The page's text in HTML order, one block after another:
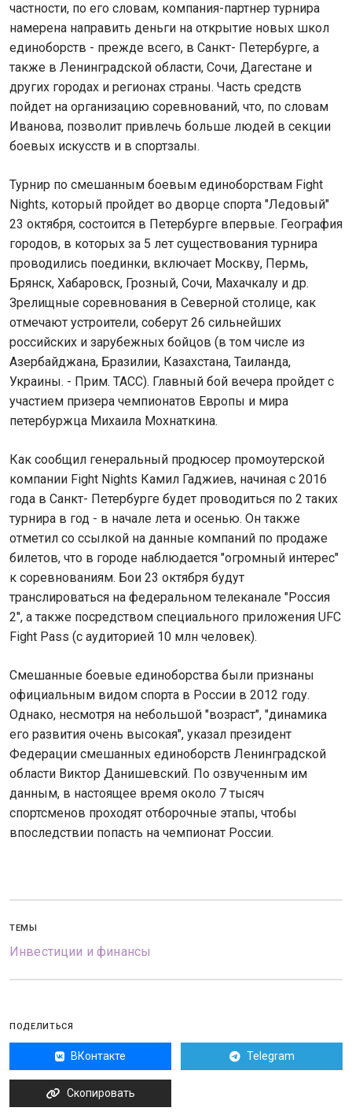
частности, по его словам, компания-партнер турнира
намерена направить деньги на открытие новых школ
единоборств - прежде всего, в Санкт- Петербурге, а
также в Ленинградской области, Сочи, Дагестане и
других городах и регионах страны. Часть средств
пойдет на организацию соревнований, что, по словам
Иванова, позволит привлечь больше людей в секции
боевых искусств и в спортзалы.
Турнир по смешанным боевым единоборствам Fight
Nights, который пройдет во дворце спорта "Ледовый"
23 октября, состоится в Петербурге впервые. География
городов, в которых за 5 лет существования турнира
проводились поединки, включает Москву, Пермь,
Брянск, Хабаровск, Грозный, Сочи, Махачкалу и др.
Зрелищные соревнования в Северной столице, как
отмечают устроители, соберут 26 сильнейших
российских и зарубежных бойцов (в том числе из
Азербайджана, Бразилии, Казахстана, Таиланда,
Украины. - Прим. ТАСС). Главный бой вечера пройдет с
участием призера чемпионатов Европы и мира
петербуржца Михаила Мохнаткина.
Как сообщил генеральный продюсер промоутерской
компании Fight Nights Камил Гаджиев, начиная с 2016
года в Санкт- Петербурге будет проводиться по 2 таких
турнира в год - в начале лета и осенью. Он также
отметил со ссылкой на данные компаний по продаже
билетов, что в городе наблюдается "огромный интерес"
к соревнованиям. Бои 23 октября будут
транслироваться на федеральном телеканале "Россия
2", а также посредством специального приложения UFC
Fight Pass (с аудиторией 10 млн человек).
Смешанные боевые единоборства были признаны
официальным видом спорта в России в 2012 году.
Однако, несмотря на небольшой "возраст", "динамика
его развития очень высокая", указал президент
Федерации смешанных единоборств Ленинградской
области Виктор Данишевский. По озвученным им
данным, в настоящее время около 7 тысяч
спортсменов проходят отборочные этапы, чтобы
впоследствии попасть на чемпионат России.
ТЕМЫ
Инвестиции и финансы
ПОДЕЛИТЬСЯ
ВКонтакте Telegram
Скопировать